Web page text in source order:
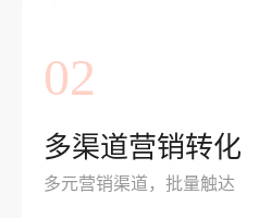
02
多渠道营销转化
多元营销渠道，批量触达